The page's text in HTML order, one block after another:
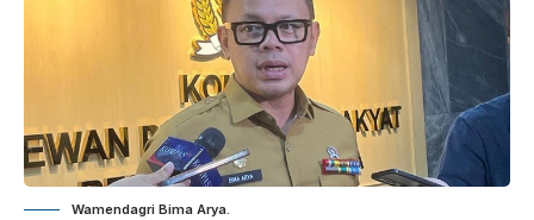
Wamendagri Bima Arya.